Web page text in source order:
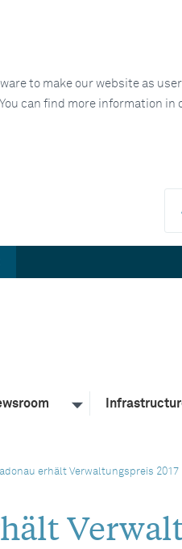
to make our website as
can find more information in
erhält Verwaltungspreis 2017